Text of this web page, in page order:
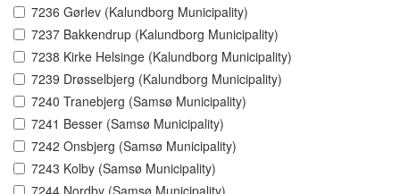
7236 Gørlev (Kalundborg Municipality)
7237 Bakkendrup (Kalundborg Municipality)
7238 Kirke Helsinge (Kalundborg Municipality)
7239 Drøsselbjerg (Kalundborg Municipality)
7240 Tranebjerg (Samsø Municipality)
7241 Besser (Samsø Municipality)
7242 Onsbjerg (Samsø Municipality)
7243 Kolby (Samsø Municipality)